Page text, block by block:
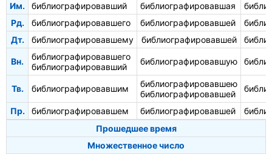
Им.
библиографировавший библиографировавшая
Рд.
библиографировавшего библиографировавшей
Дт.
библиографировавшему библиографировавшей
Вн.
библиографировавшего
библиографировавший
библиографировавшую
Тв. библиографировавшим
библиографировавшею
библиографировавшей
Пр. библиографировавшем библиографировавшей
Прошедшее время
Множественное число